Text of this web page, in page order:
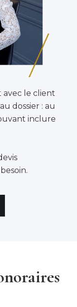
avec le client
dossier : au
inclure